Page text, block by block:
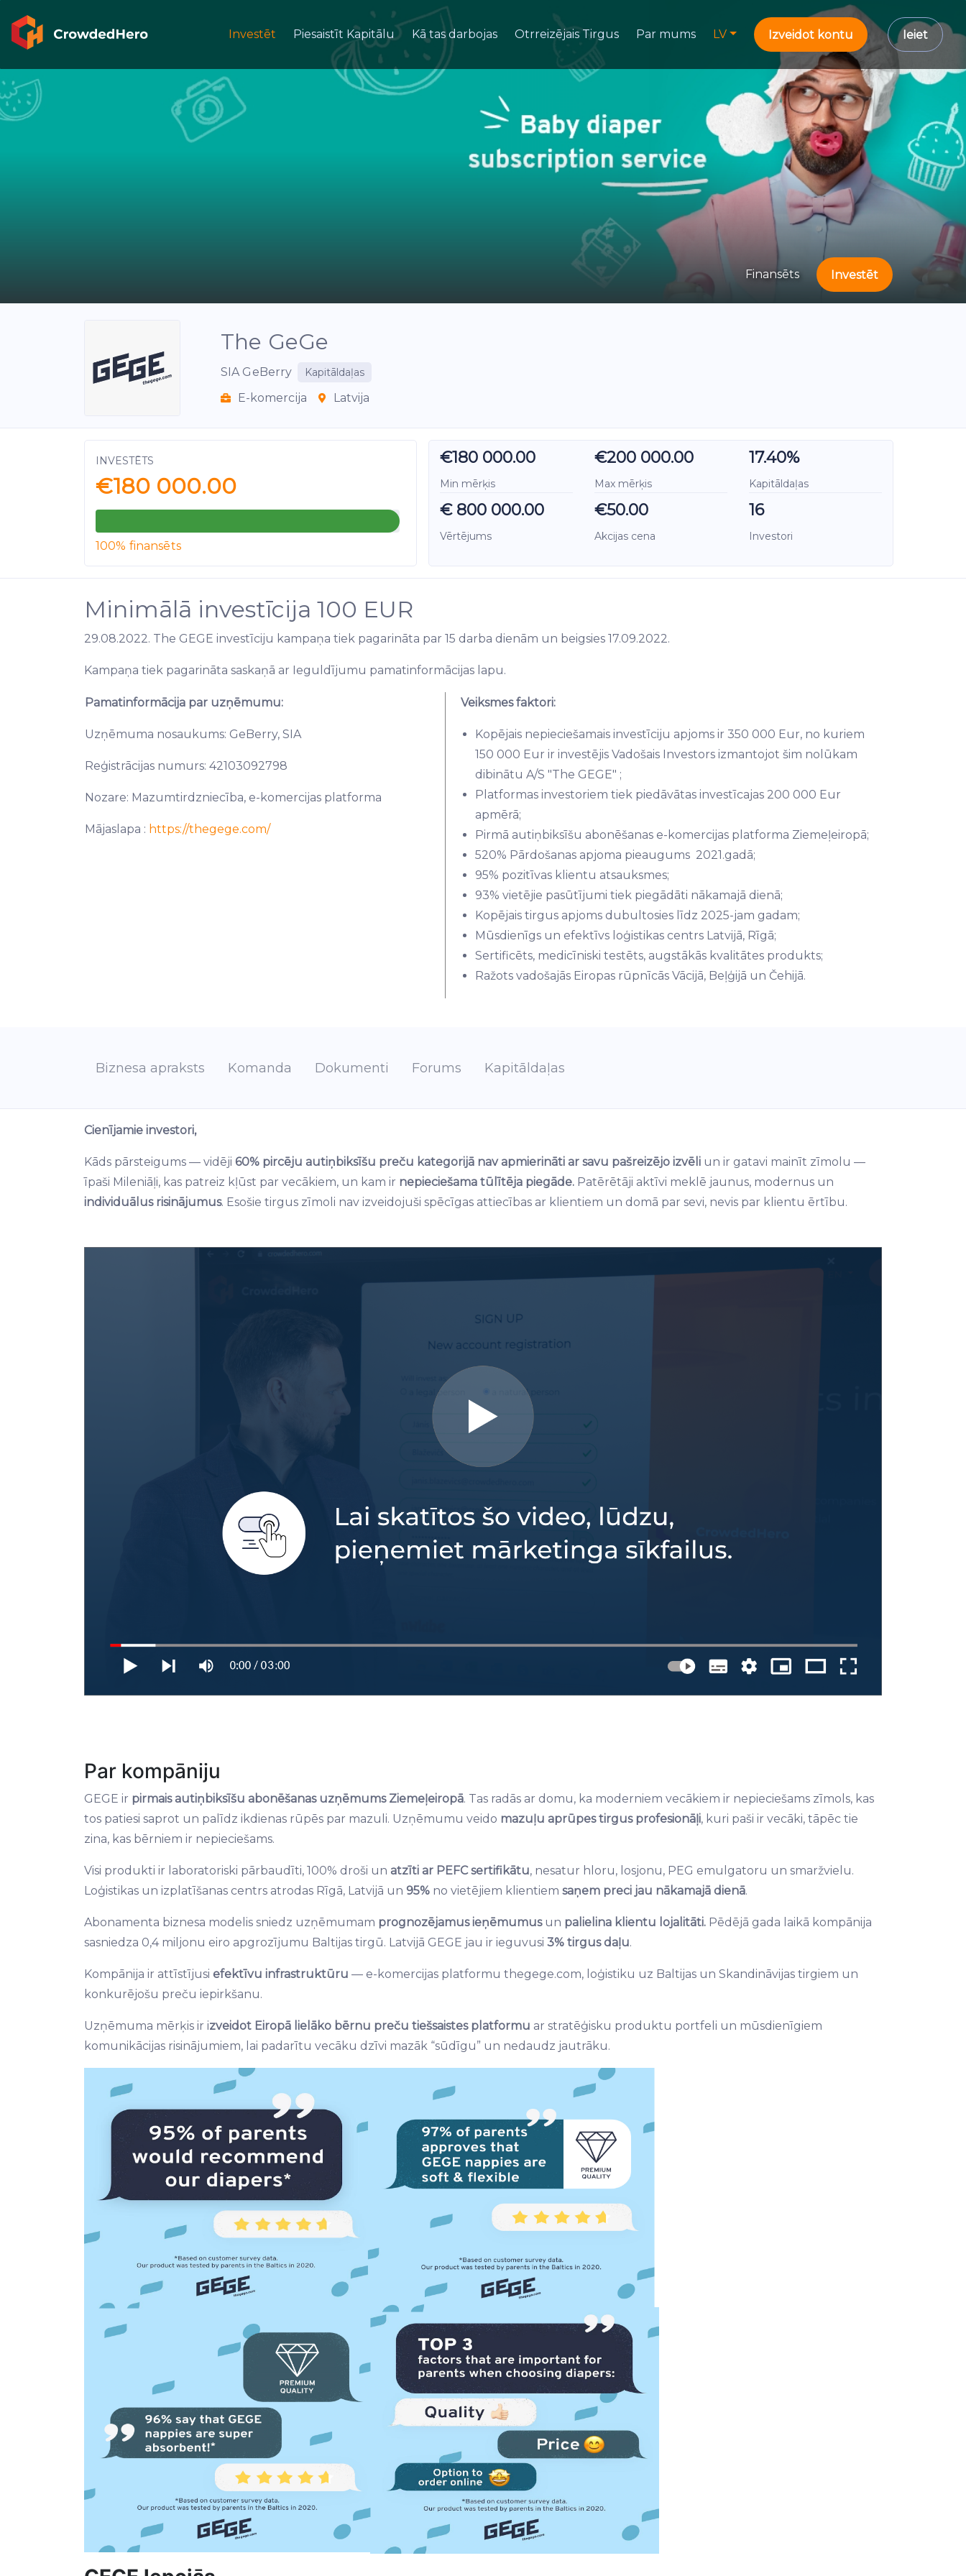
Investēt Piesaistīt Kapitālu Kā tas darbojas Otrreizējais Tirgus Par mums LV Izveidot kontu Ieiet
Finansēts Investēt
The GeGe
SIA GeBerry Kapitāldaļas
E-komercija Latvija
INVESTĒTS
€180 000.00
100% finansēts
€180 000.00
Min mērķis
€200 000.00
Max mērķis
17.40%
Kapitāldaļas
€ 800 000.00
Vērtējums
€50.00
Akcijas cena
16
Investori
Minimālā investīcija 100 EUR
29.08.2022. The GEGE investīciju kampaņa tiek pagarināta par 15 darba dienām un beigsies 17.09.2022.
Kampaņa tiek pagarināta saskaņā ar Ieguldījumu pamatinformācijas lapu.
Pamatinformācija par uzņēmumu:
Uzņēmuma nosaukums: GeBerry, SIA
Reģistrācijas numurs: 42103092798
Nozare: Mazumtirdzniecība, e-komercijas platforma
Mājaslapa : https://thegege.com/
Veiksmes faktori:
Kopējais nepieciešamais investīciju apjoms ir 350 000 Eur, no kuriem
150 000 Eur ir investējis Vadošais Investors izmantojot šim nolūkam
dibinātu A/S "The GEGE" ;
Platformas investoriem tiek piedāvātas investīcajas 200 000 Eur
apmērā;
Pirmā autiņbiksīšu abonēšanas e-komercijas platforma Ziemeļeiropā;
520% Pārdošanas apjoma pieaugums 2021.gadā;
95% pozitīvas klientu atsauksmes;
93% vietējie pasūtījumi tiek piegādāti nākamajā dienā;
Kopējais tirgus apjoms dubultosies līdz 2025-jam gadam;
Mūsdienīgs un efektīvs loģistikas centrs Latvijā, Rīgā;
Sertificēts, medicīniski testēts, augstākās kvalitātes produkts;
Ražots vadošajās Eiropas rūpnīcās Vācijā, Beļģijā un Čehijā.
Biznesa apraksts Komanda Dokumenti Forums Kapitāldaļas
Cienījamie investori,
Kāds pārsteigums — vidēji 60% pircēju autiņbiksīšu preču kategorijā nav apmierināti ar savu pašreizējo izvēli un ir gatavi mainīt zīmolu —
īpaši Mileniāļi, kas patreiz kļūst par vecākiem, un kam ir nepieciešama tūlītēja piegāde. Patērētāji aktīvi meklē jaunus, modernus un
individuālus risinājumus. Esošie tirgus zīmoli nav izveidojuši spēcīgas attiecības ar klientiem un domā par sevi, nevis par klientu ērtību.
Par kompāniju
GEGE ir pirmais autiņbiksīšu abonēšanas uzņēmums Ziemeļeiropā. Tas radās ar domu, ka moderniem vecākiem ir nepieciešams zīmols, kas
tos patiesi saprot un palīdz ikdienas rūpēs par mazuli. Uzņēmumu veido mazuļu aprūpes tirgus profesionāļi, kuri paši ir vecāki, tāpēc tie
zina, kas bērniem ir nepieciešams.
Visi produkti ir laboratoriski pārbaudīti, 100% droši un atzīti ar PEFC sertifikātu, nesatur hloru, losjonu, PEG emulgatoru un smaržvielu.
Loģistikas un izplatīšanas centrs atrodas Rīgā, Latvijā un 95% no vietējiem klientiem saņem preci jau nākamajā dienā.
Abonamenta biznesa modelis sniedz uzņēmumam prognozējamus ieņēmumusun palielina klientu lojalitāti. Pēdējā gada laikā kompānija
sasniedza 0,4 miljonu eiro apgrozījumu Baltijas tirgū. Latvijā GEGE jau ir ieguvusi 3% tirgus daļu.
Kompānija ir attīstījusi efektīvu infrastruktūru — e-komercijas platformu thegege.com, loģistiku uz Baltijas un Skandināvijas tirgiem un
konkurējošu preču iepirkšanu.
Uzņēmuma mērķis ir izveidot Eiropā lielāko bērnu preču tiešsaistes platformu ar stratēģisku produktu portfeli un mūsdienīgiem
komunikācijas risinājumiem, lai padarītu vecāku dzīvi mazāk “sūdīgu” un nedaudz jautrāku.